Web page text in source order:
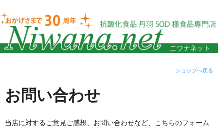
ショップへ戻る
お問い合わせ
当店に対するご意見ご感想、お問い合わせなど、こちらのフォーム